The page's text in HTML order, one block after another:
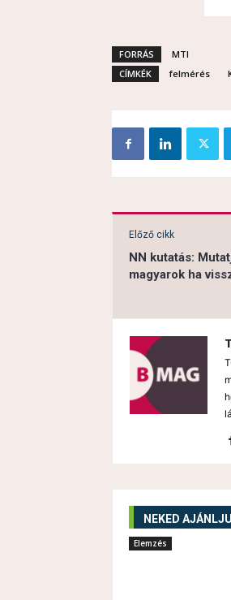
FORRÁS
MTI
CÍMKÉK
felmérés
Előző cikk
NN kutatás:
magyarok ha
NEKED
Elemzés